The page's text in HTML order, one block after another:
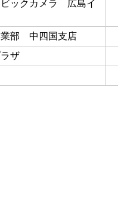
ックカメラ 広島イ
業部 中四国支店
ザ